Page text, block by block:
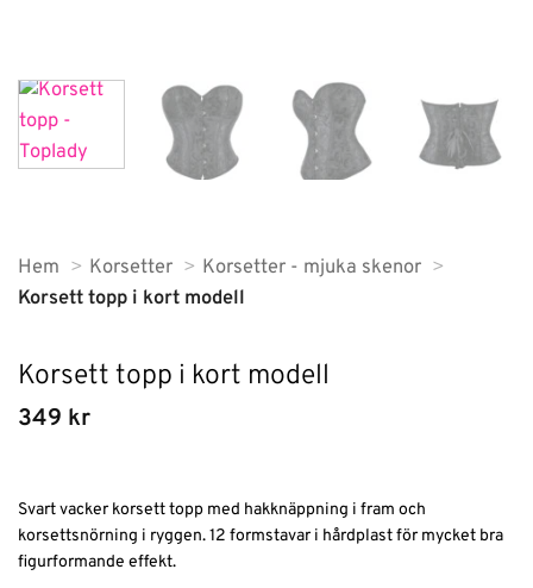
Hem Korsetter
Korsetter - mjuka skenor
Korsett topp i kort modell
Korsett topp i kort modell
349 kr
Svart vacker korsett topp med hakknäppning i fram och
korsettsnörning i ryggen. 12 formstavar i hårdplast för mycket bra
figurformande effekt.